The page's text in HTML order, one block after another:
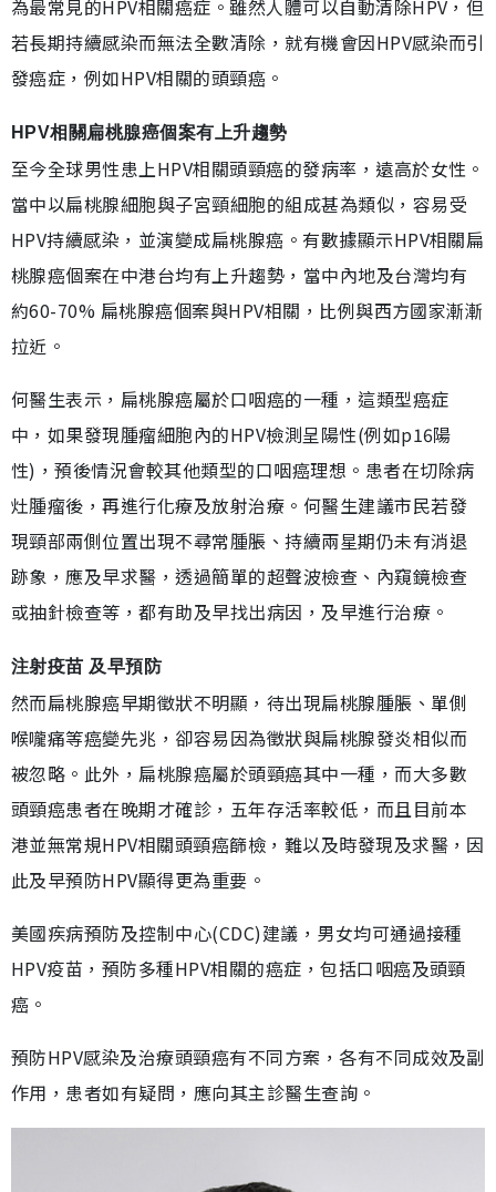
為最常見的HPV相關癌症。雖然人體可以自動清除HPV，但
若長期持續感染而無法全數清除，就有機會因HPV感染而引
發癌症，例如HPV相關的頭頸癌。
HPV相關扁桃腺癌個案有上升趨勢
至今全球男性患上HPV相關頭頸癌的發病率，遠高於女性。
當中以扁桃腺細胞與子宮頸細胞的組成甚為類似，容易受
HPV持續感染，並演變成扁桃腺癌。有數據顯示HPV相關扁
桃腺癌個案在中港台均有上升趨勢，當中內地及台灣均有
約60-70% 扁桃腺癌個案與HPV相關，比例與西方國家漸漸
拉近。
何醫生表示，扁桃腺癌屬於口咽癌的一種，這類型癌症
中，如果發現腫瘤細胞內的HPV檢測呈陽性(例如p16陽
性)，預後情況會較其他類型的口咽癌理想。患者在切除病
灶腫瘤後，再進行化療及放射治療。何醫生建議市民若發
現頸部兩側位置出現不尋常腫脹、持續兩星期仍未有消退
跡象，應及早求醫，透過簡單的超聲波檢查、內窺鏡檢查
或抽針檢查等，都有助及早找出病因，及早進行治療。
注射疫苗 及早預防
然而扁桃腺癌早期徵狀不明顯，待出現扁桃腺腫脹、單側
喉嚨痛等癌變先兆，卻容易因為徵狀與扁桃腺發炎相似而
被忽略。此外，扁桃腺癌屬於頭頸癌其中一種，而大多數
頭頸癌患者在晚期才確診，五年存活率較低，而且目前本
港並無常規HPV相關頭頸癌篩檢，難以及時發現及求醫，因
此及早預防HPV顯得更為重要。
美國疾病預防及控制中心(CDC)建議，男女均可通過接種
HPV疫苗，預防多種HPV相關的癌症，包括口咽癌及頭頸
癌。
預防HPV感染及治療頭頸癌有不同方案，各有不同成效及副
作用，患者如有疑問，應向其主診醫生查詢。